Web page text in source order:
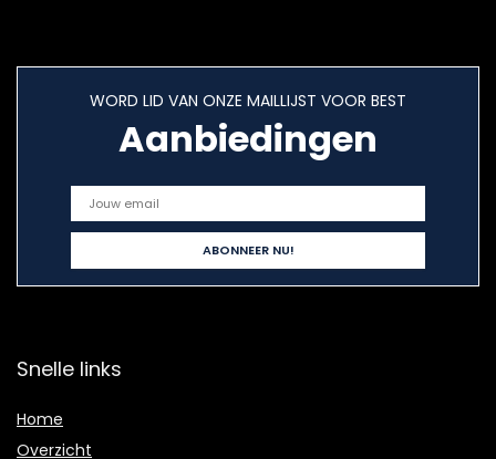
WORD LID VAN ONZE MAILLIJST VOOR BEST
Aanbiedingen
Snelle links
Home
Overzicht